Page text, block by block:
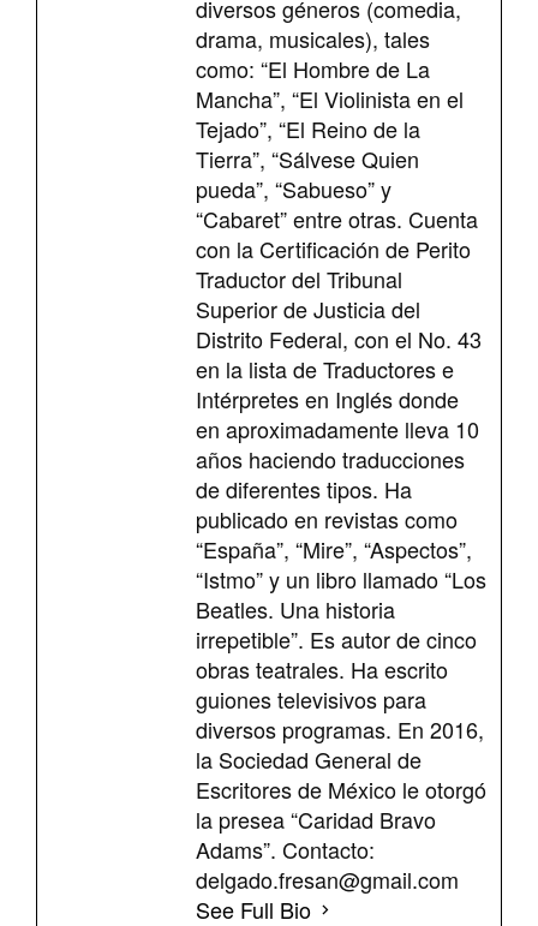
diversos géneros (comedia,
drama, musicales), tales
como: “El Hombre de La
Mancha”, “El Violinista en el
Tejado”, “El Reino de la
Tierra”, “Sálvese Quien
pueda”, “Sabueso” y
“Cabaret” entre otras. Cuenta
con la Certificación de Perito
Traductor del Tribunal
Superior de Justicia del
Distrito Federal, con el No. 43
en la lista de Traductores e
Intérpretes en Inglés donde
en aproximadamente lleva 10
años haciendo traducciones
de diferentes tipos. Ha
publicado en revistas como
“España”, “Mire”, “Aspectos”,
“Istmo” y un libro llamado “Los
Beatles. Una historia
irrepetible”. Es autor de cinco
obras teatrales. Ha escrito
guiones televisivos para
diversos programas. En 2016,
la Sociedad General de
Escritores de México le otorgó
la presea “Caridad Bravo
Adams”. Contacto:
delgado.fresan@gmail.com
See Full Bio